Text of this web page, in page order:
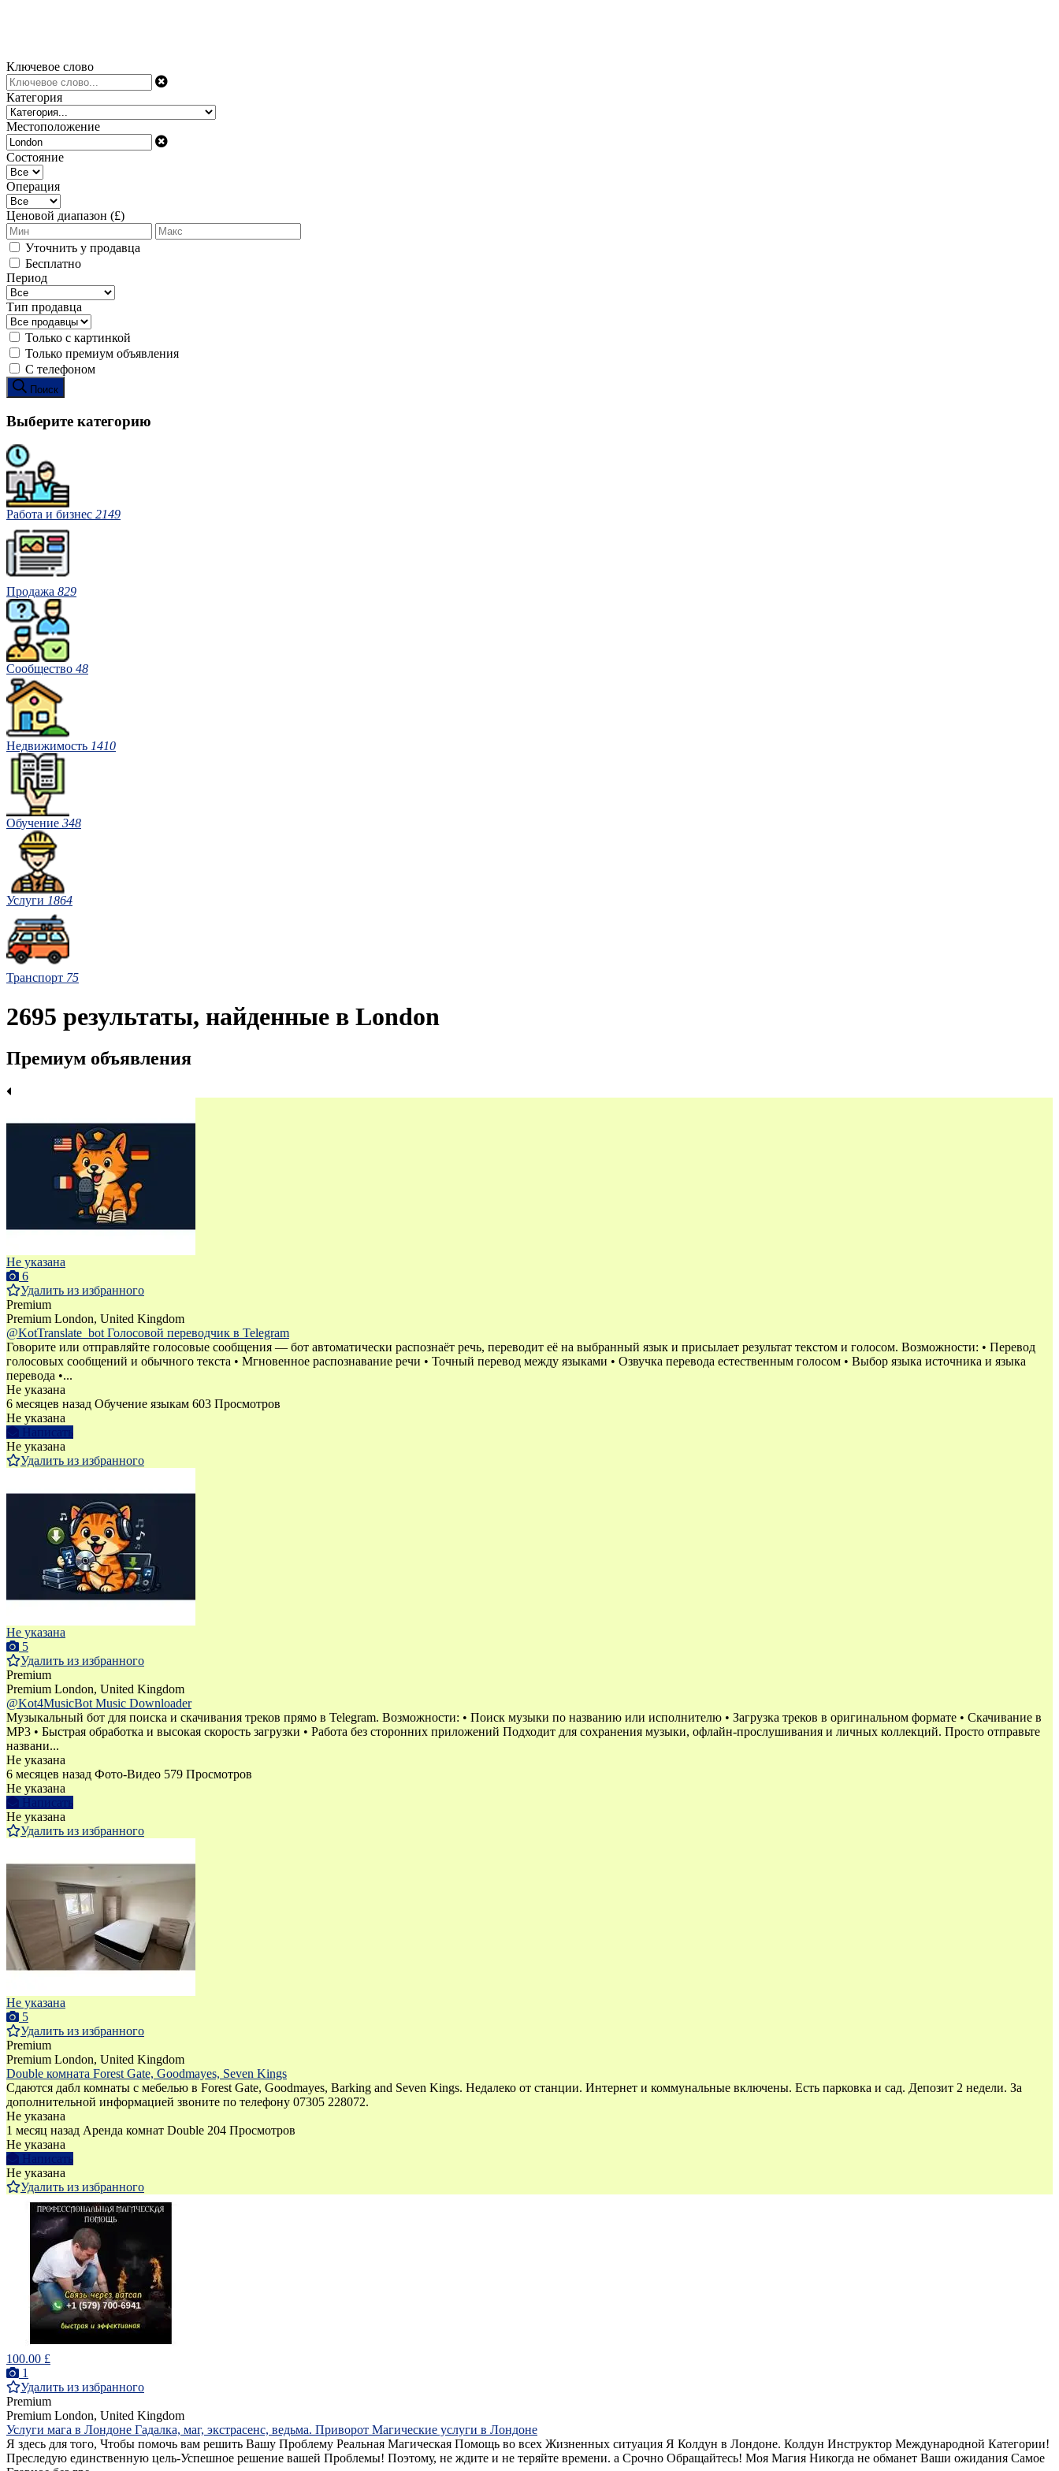
Ключевое слово
Категория
Местоположение
Состояние
Операция
Ценовой диапазон (£)
Уточнить у продавца
Бесплатно
Период
Тип продавца
Только с картинкой
Только премиум объявления
С телефоном
Поиск
Выберите категорию
Работа и бизнес 2149
Продажа 829
Сообщество 48
Недвижимость 1410
Обучение 348
Услуги 1864
Транспорт 75
2695 результаты, найденные в London
Премиум объявления
Не указана
6
Удалить из избранного
Premium
Premium London, United Kingdom
@KotTranslate_bot Голосовой переводчик в Telegram
Говорите или отправляйте голосовые сообщения — бот автоматически распознаёт речь, переводит её на выбранный язык и присылает результат текстом и голосом. Возможности: • Перевод
голосовых сообщений и обычного текста • Мгновенное распознавание речи • Точный перевод между языками • Озвучка перевода естественным голосом • Выбор языка источника и языка
перевода •...
Не указана
6 месяцев назад Обучение языкам 603 Просмотров
Не указана
Написать
Не указана
Удалить из избранного
Не указана
5
Удалить из избранного
Premium
Premium London, United Kingdom
@Kot4MusicBot Music Downloader
Музыкальный бот для поиска и скачивания треков прямо в Telegram. Возможности: • Поиск музыки по названию или исполнителю • Загрузка треков в оригинальном формате • Скачивание в
MP3 • Быстрая обработка и высокая скорость загрузки • Работа без сторонних приложений Подходит для сохранения музыки, офлайн-прослушивания и личных коллекций. Просто отправьте
названи...
Не указана
6 месяцев назад Фото-Видео 579 Просмотров
Не указана
Написать
Не указана
Удалить из избранного
Не указана
5
Удалить из избранного
Premium
Premium London, United Kingdom
Double комната Forest Gate, Goodmayes, Seven Kings
Сдаются дабл комнаты с мебелью в Forest Gate, Goodmayes, Barking and Seven Kings. Недалеко от станции. Интернет и коммунальные включены. Есть парковка и сад. Депозит 2 недели. За
дополнительной информацией звоните по телефону 07305 228072.
Не указана
1 месяц назад Аренда комнат Double 204 Просмотров
Не указана
Написать
Не указана
Удалить из избранного
100.00 £
1
Удалить из избранного
Premium
Premium London, United Kingdom
Услуги мага в Лондоне Гадалка, маг, экстрасенс, ведьма. Приворот Магические услуги в Лондоне
Я здесь для того, Чтобы помочь вам решить Вашу Проблему Реальная Магическая Помощь во всех Жизненных ситуация Я Колдун в Лондоне. Колдун Инструктор Международной Категории!
Преследую единственную цель-Успешное решение вашей Проблемы! Поэтому, не ждите и не теряйте времени. а Срочно Обращайтесь! Моя Магия Никогда не обманет Ваши ожидания Самое